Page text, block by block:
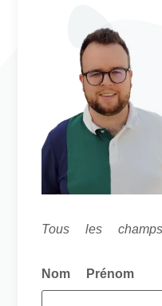
Tous les
Nom Prénom